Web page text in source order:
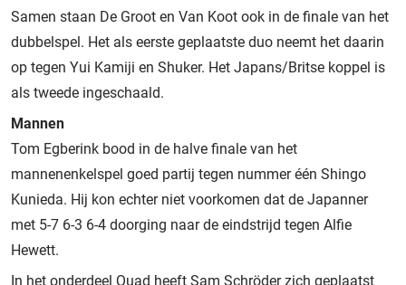
Samen staan De Groot en Van Koot ook in de finale van het
dubbelspel. Het als eerste geplaatste duo neemt het daarin
op tegen Yui Kamiji en Shuker. Het Japans/Britse koppel is
als tweede ingeschaald.
Mannen
Tom Egberink bood in de halve finale van het
mannenenkelspel goed partij tegen nummer één Shingo
Kunieda. Hij kon echter niet voorkomen dat de Japanner
met 5-7 6-3 6-4 doorging naar de eindstrijd tegen Alfie
Hewett.
In het onderdeel Quad heeft Sam Schröder zich geplaatst